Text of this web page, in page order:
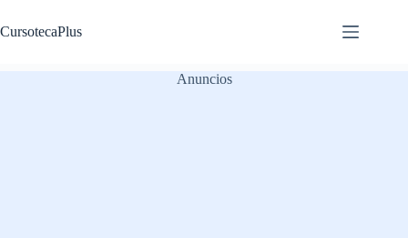
al
contenido
CursotecaPlus
Anuncios